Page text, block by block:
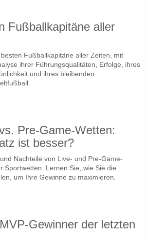
Fußballkapitäne aller
Fußballkapitäne aller Zeiten, mit
ihrer Führungsqualitäten, Erfolge, ihres
und ihres bleibenden
Pre-Game-Wetten:
ist besser?
Nachteile von Live- und Pre-Game-
Sportwetten. Lernen Sie, wie Sie die
um Ihre Gewinne zu maximieren.
Gewinner der letzten